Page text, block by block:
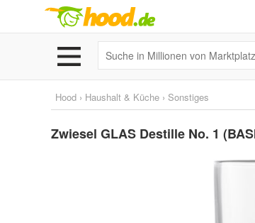
Hood › Haushalt & Küche › Sonstiges
Zwiesel GLAS Destille No. 1